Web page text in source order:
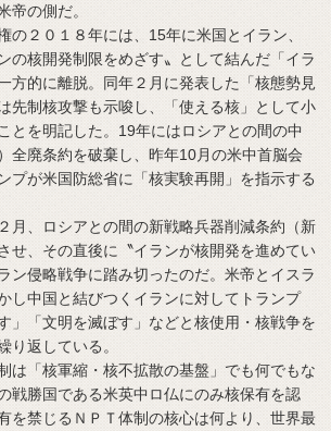
帝の側だ。
２０１８年には、15年に米国とイラン、
の核開発制限をめざす〟として結んだ「イラ
方的に離脱。同年２月に発表した「核態勢見
先制核攻撃も示唆し、「使える核」として小
とを明記した。19年にはロシアとの間の中
全廃条約を破棄し、昨年10月の米中首脳会
プが米国防総省に「核実験再開」を指示する
月、ロシアとの間の新戦略兵器削減条約（新
せ、その直後に〝イランが核開発を進めてい
ン侵略戦争に踏み切ったのだ。米帝とイスラ
し中国と結びつくイランに対してトランプ
」「文明を滅ぼす」などと核使用・核戦争を
り返している。
は「核軍縮・核不拡散の基盤」でも何でもな
戦勝国である米英中ロ仏にのみ核保有を認
を禁じるＮＰＴ体制の核心は何より、世界最